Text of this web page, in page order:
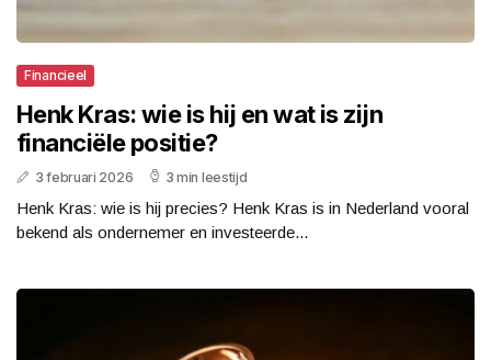
Financieel
Henk Kras: wie is hij en wat is zijn
financiële positie?
3 februari 2026 3 min leestijd
Henk Kras: wie is hij precies? Henk Kras is in Nederland vooral
bekend als ondernemer en investeerde...